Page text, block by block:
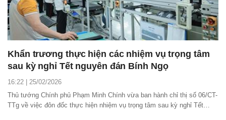
Khẩn trương thực hiện các nhiệm vụ trọng tâm
sau kỳ nghỉ Tết nguyên đán Bính Ngọ
16:22 | 25/02/2026
Thủ tướng Chính phủ Phạm Minh Chính vừa ban hành chỉ thị số 06/CT-
TTg về việc đôn đốc thực hiện nhiệm vụ trọng tâm sau kỳ nghỉ Tết